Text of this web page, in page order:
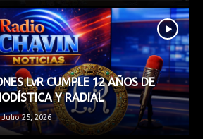
LvR CUMPLE 12 AÑOS DE
Y RADIAL
Julio 25, 2026